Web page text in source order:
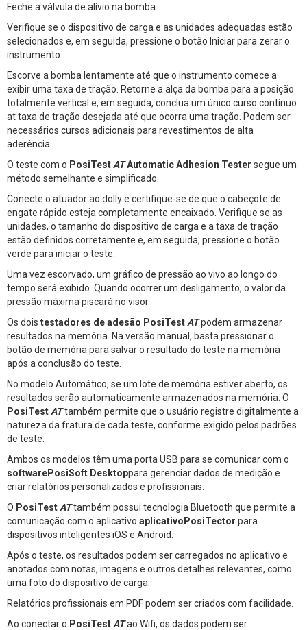
Feche a válvula de alívio na bomba.
Verifique se o dispositivo de carga e as unidades adequadas estão
selecionados e, em seguida, pressione o botão Iniciar para zerar o
instrumento.
Escorve a bomba lentamente até que o instrumento comece a
exibir uma taxa de tração. Retorne a alça da bomba para a posição
totalmente vertical e, em seguida, conclua um único curso contínuo
at taxa de tração desejada até que ocorra uma tração. Podem ser
necessários cursos adicionais para revestimentos de alta
aderência.
O teste com o PosiTest ATAutomatic Adhesion Tester segue um
método semelhante e simplificado.
Conecte o atuador ao dolly e certifique-se de que o cabeçote de
engate rápido esteja completamente encaixado. Verifique se as
unidades, o tamanho do dispositivo de carga e a taxa de tração
estão definidos corretamente e, em seguida, pressione o botão
verde para iniciar o teste.
Uma vez escorvado, um gráfico de pressão ao vivo ao longo do
tempo será exibido. Quando ocorrer um desligamento, o valor da
pressão máxima piscará no visor.
Os dois testadores de adesão PosiTest ATpodem armazenar
resultados na memória. Na versão manual, basta pressionar o
botão de memória para salvar o resultado do teste na memória
após a conclusão do teste.
No modelo Automático, se um lote de memória estiver aberto, os
resultados serão automaticamente armazenados na memória. O
PosiTest ATtambém permite que o usuário registre digitalmente a
natureza da fratura de cada teste, conforme exigido pelos padrões
de teste.
Ambos os modelos têm uma porta USB para se comunicar com o
softwarePosiSoft Desktoppara gerenciar dados de medição e
criar relatórios personalizados e profissionais.
O PosiTest ATtambém possui tecnologia Bluetooth que permite a
comunicação com o aplicativo aplicativoPosiTector para
dispositivos inteligentes iOS e Android.
Após o teste, os resultados podem ser carregados no aplicativo e
anotados com notas, imagens e outros detalhes relevantes, como
uma foto do dispositivo de carga.
Relatórios profissionais em PDF podem ser criados com facilidade.
Ao conectar o PosiTest ATao Wifi, os dados podem ser